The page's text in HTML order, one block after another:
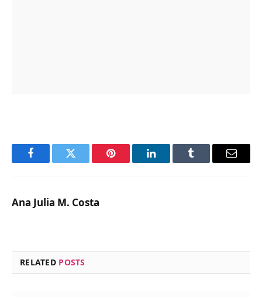
FacebookTwitter Pinterest LinkedInTumblr Email
Ana Julia M. Costa
RELATED POSTS